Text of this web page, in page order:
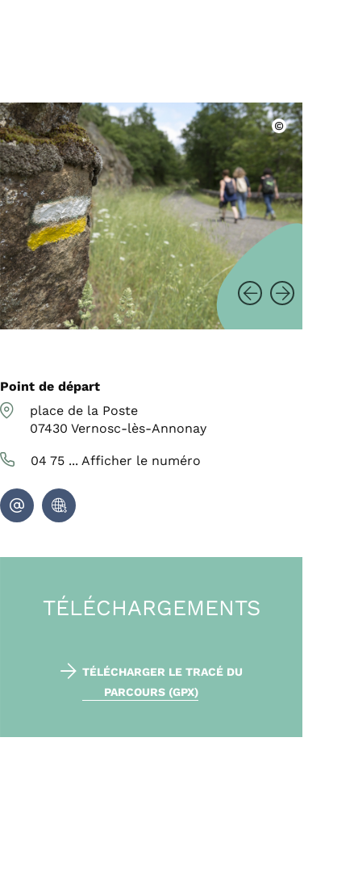
Point de départ
place de la Poste
07430 Vernosc-lès-Annonay
04 75 ... Afficher le numéro
TÉLÉCHARGEMENTS
TÉLÉCHARGER LE TRACÉ DU
PARCOURS (GPX)